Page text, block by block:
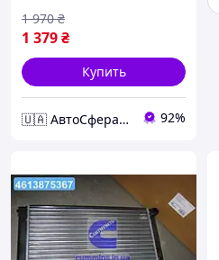
1 379₴
1 970 ₴
Купить
🇺🇦 АвтоСфера 🇺🇦 92%